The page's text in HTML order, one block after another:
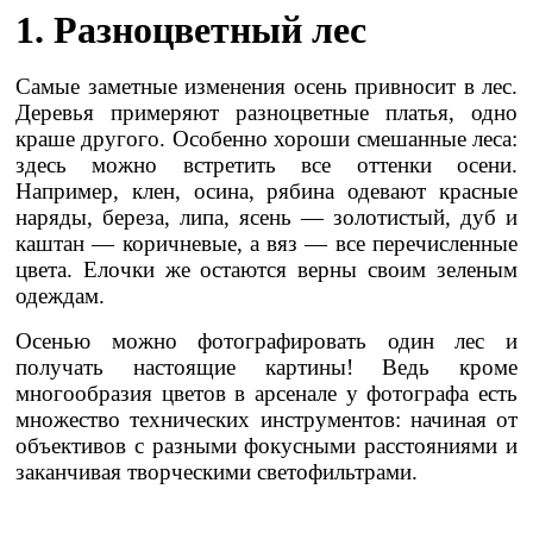
1. Разноцветный лес
Самые заметные изменения осень привносит в лес.
Деревья примеряют разноцветные платья, одно
краше другого. Особенно хороши смешанные леса:
здесь можно встретить все оттенки осени.
Например, клен, осина, рябина одевают красные
наряды, береза, липа, ясень — золотистый, дуб и
каштан — коричневые, а вяз — все перечисленные
цвета. Елочки же остаются верны своим зеленым
одеждам.
Осенью можно фотографировать один лес и
получать настоящие картины! Ведь кроме
многообразия цветов в арсенале у фотографа есть
множество технических инструментов: начиная от
объективов с разными фокусными расстояниями и
заканчивая творческими светофильтрами.